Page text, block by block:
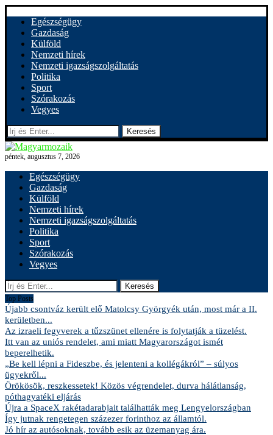
Egészségügy
Gazdaság
Külföld
Nemzeti hírek
Nemzeti igazságszolgáltatás
Politika
Sport
Szórakozás
Vegyes
Keresés
péntek, augusztus 7, 2026
Egészségügy
Gazdaság
Külföld
Nemzeti hírek
Nemzeti igazságszolgáltatás
Politika
Sport
Szórakozás
Vegyes
Keresés
Top Posts
Újabb csontváz került elő Matolcsy Györgyék után, most már a II.
kerületben...
Az izraeli fegyverek a tűzszünet ellenére is folytatják a tüzelést.
Itt van az uniós rendelet, ami miatt Magyarországot ismét
beperelhetik.
„Be kell lépni a Fideszbe, és jelenteni a kollégákról” – súlyos
ügyekről...
Örökösök, reszkessetek! Közös végrendelet, durva hálátlanság,
póthagyatéki eljárás
Újra a SpaceX rakétadarabjait találhatták meg Lengyelországban
Így jutnak rengetegen százezer forinthoz az államtól.
Jó hír az autósoknak, tovább esik az üzemanyag ára.